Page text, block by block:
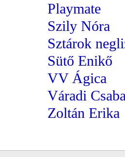
Playmate
Szily Nóra
Sztárok
Sütő Enikő
VV Ágica
Váradi Csaba
Zoltán Erika